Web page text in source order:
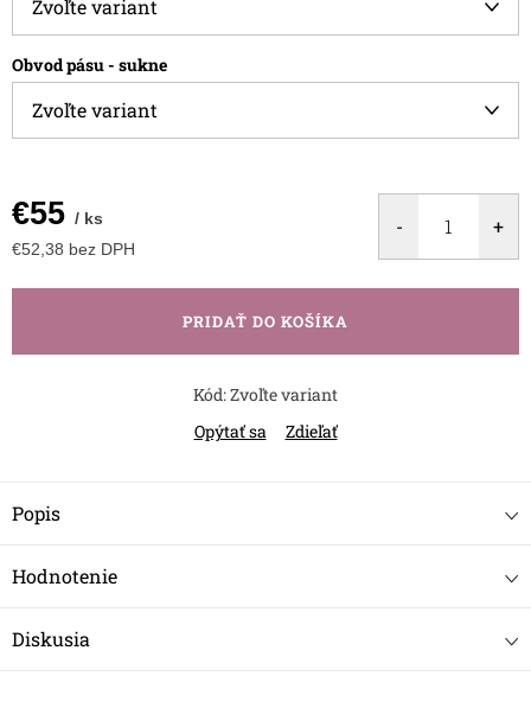
Obvod pásu - sukne
€55 / ks
€52,38 bez DPH
cena:
PRIDAŤ DO KOŠÍKA
Kód:Zvoľte variant
Opýtať sa
Zdieľať
Popis
Hodnotenie
Diskusia